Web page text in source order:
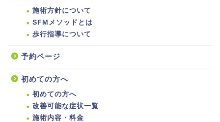
施術方針について
SFMメソッドとは
歩行指導について
予約ページ
初めての方へ
初めての方へ
改善可能な症状一覧
施術内容・料金